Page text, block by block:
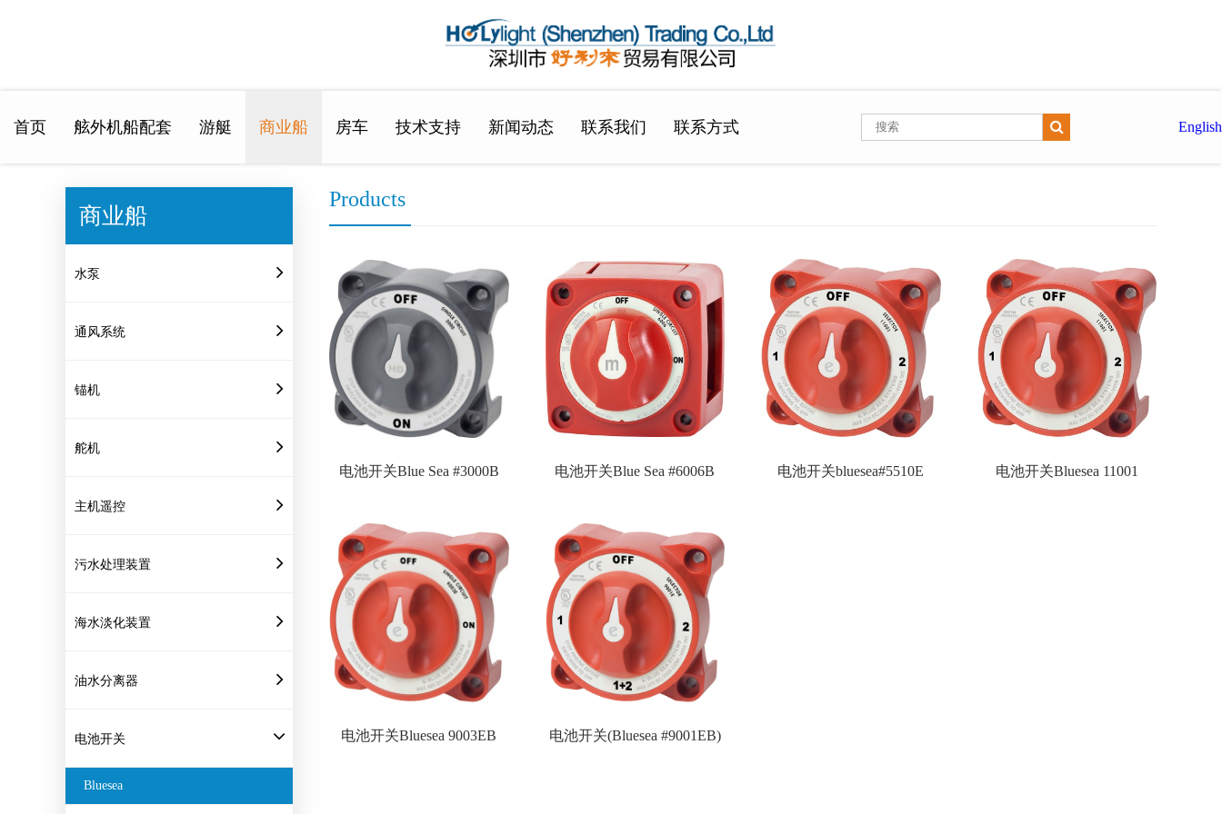
首页 舷外机船配套 游艇 商业船 房车 技术支持 新闻动态 联系我们 联系方式 English
商业船
水泵
通风系统
锚机
舵机
主机遥控
污水处理装置
海水淡化装置
油水分离器
电池开关
Bluesea
Products
电池开关Blue Sea #3000B 电池开关Blue Sea #6006B 电池开关bluesea#5510E 电池开关Bluesea 11001
电池开关Bluesea 9003EB 电池开关(Bluesea #9001EB)